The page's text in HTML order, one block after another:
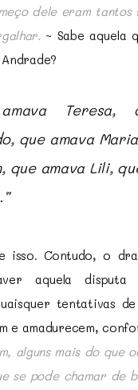
dele eram tantos
~ Sabe aquela
Teresa,
que amava
que amava Lili,
isso. Contudo, o
aquela disputa
tentativas
e amadurecem,
alguns mais do que
se pode chamar de